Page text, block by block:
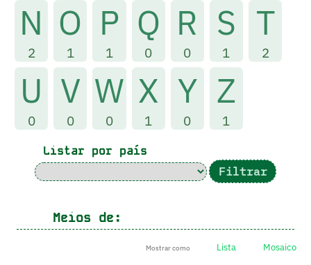
N
2
O
1
P
1
Q
0
R
0
S
1
T
2
U
0
V
0
W
0
X
1
Y
0
Z
1
Listar por país
Meios de:
Mostrar como Lista Mosaico